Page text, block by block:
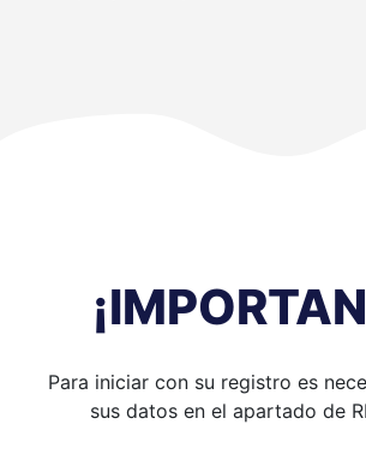
Para iniciar con su registro es
sus datos en el apartado de